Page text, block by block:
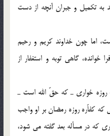
به تكميل و جبران آنچه از دست
اما چون خداوند كريم و رحيم
گاهي توبه و استغفار از
روزه خواري ـ كه حقّ الله است ـ
كه كفاّره روزه رمضان بر او واجب
كه در مسأله بعد گفته مي شود،